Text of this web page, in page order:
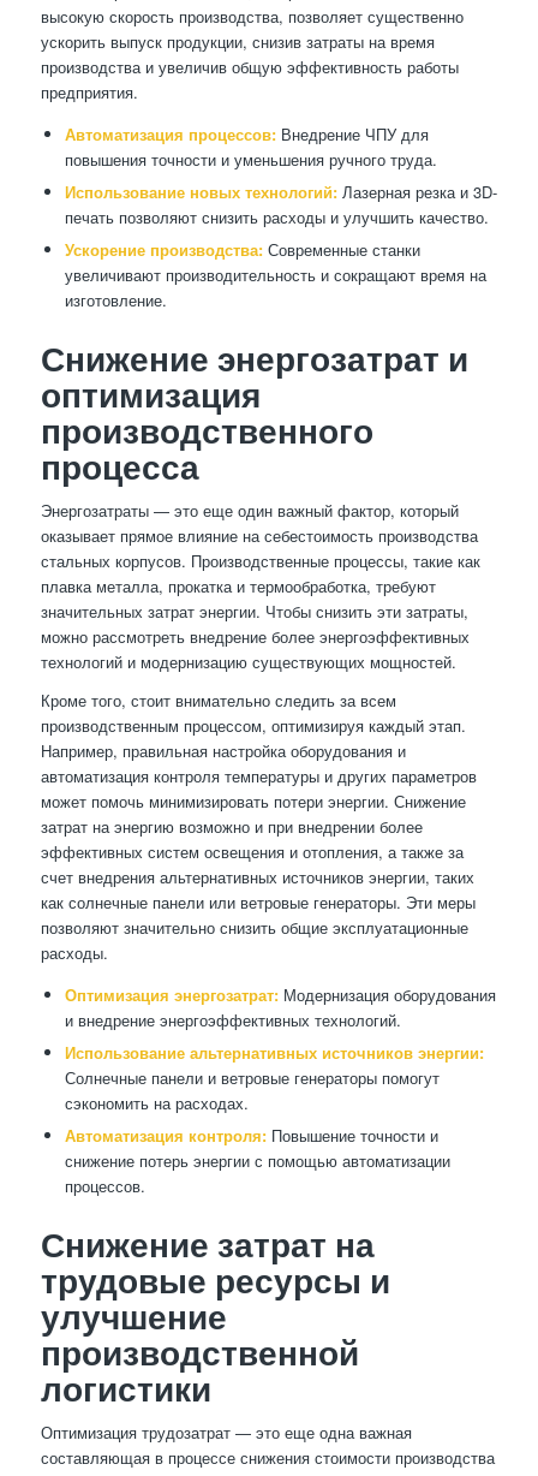
высокую скорость производства, позволяет существенно
ускорить выпуск продукции, снизив затраты на время
производства и увеличив общую эффективность работы
предприятия.
Автоматизация процессов:Внедрение ЧПУ для
повышения точности и уменьшения ручного труда.
Использование новых технологий:Лазерная резка и 3D-
печать позволяют снизить расходы и улучшить качество.
Ускорение производства:Современные станки
увеличивают производительность и сокращают время на
изготовление.
Снижение энергозатрат и
оптимизация
производственного
процесса
Энергозатраты — это еще один важный фактор, который
оказывает прямое влияние на себестоимость производства
стальных корпусов. Производственные процессы, такие как
плавка металла, прокатка и термообработка, требуют
значительных затрат энергии. Чтобы снизить эти затраты,
можно рассмотреть внедрение более энергоэффективных
технологий и модернизацию существующих мощностей.
Кроме того, стоит внимательно следить за всем
производственным процессом, оптимизируя каждый этап.
Например, правильная настройка оборудования и
автоматизация контроля температуры и других параметров
может помочь минимизировать потери энергии. Снижение
затрат на энергию возможно и при внедрении более
эффективных систем освещения и отопления, а также за
счет внедрения альтернативных источников энергии, таких
как солнечные панели или ветровые генераторы. Эти меры
позволяют значительно снизить общие эксплуатационные
расходы.
Оптимизация энергозатрат:Модернизация оборудования
и внедрение энергоэффективных технологий.
Использование альтернативных источников энергии:
Солнечные панели и ветровые генераторы помогут
сэкономить на расходах.
Автоматизация контроля:Повышение точности и
снижение потерь энергии с помощью автоматизации
процессов.
Снижение затрат на
трудовые ресурсы и
улучшение
производственной
логистики
Оптимизация трудозатрат — это еще одна важная
составляющая в процессе снижения стоимости производства